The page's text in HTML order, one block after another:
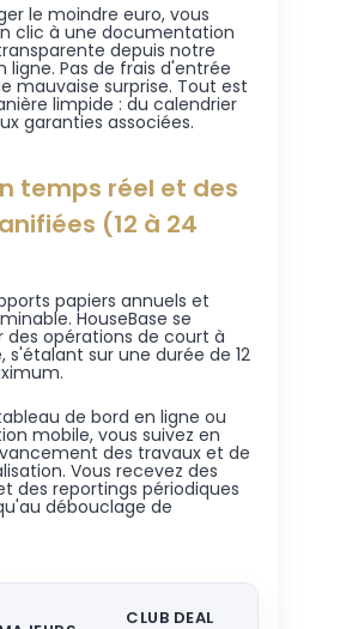
le moindre euro, vous
clic à une documentation
depuis notre
Pas de frais d'entrée
mauvaise surprise. Tout est
limpide : du calendrier
garanties associées.
temps réel et des
(12 à 24
papiers annuels et
HouseBase se
des opérations de court à
sur une durée de 12
de bord en ligne ou
mobile, vous suivez en
des travaux et de
Vous recevez des
des reportings périodiques
débouclage de
CLUB DEAL